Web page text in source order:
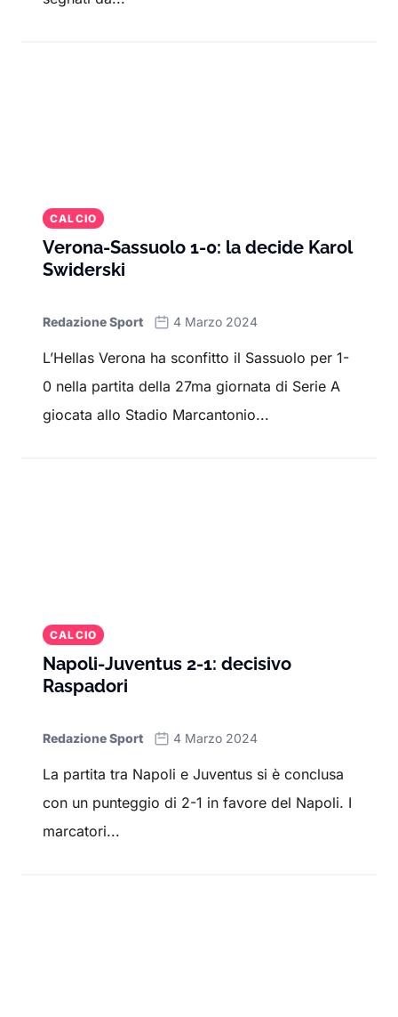
CALCIO
Verona-Sassuolo 1-0: la decide Karol
Swiderski
Redazione Sport 4 Marzo 2024
L’Hellas Verona ha sconfitto il Sassuolo per 1-
0 nella partita della 27ma giornata di Serie A
giocata allo Stadio Marcantonio...
CALCIO
Napoli-Juventus 2-1: decisivo
Raspadori
Redazione Sport 4 Marzo 2024
La partita tra Napoli e Juventus si è conclusa
con un punteggio di 2-1 in favore del Napoli. I
marcatori...